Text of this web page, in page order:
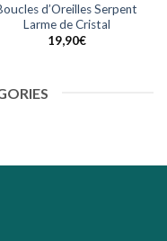
d’Oreilles Serpent
Larme de Cristal
19,90€